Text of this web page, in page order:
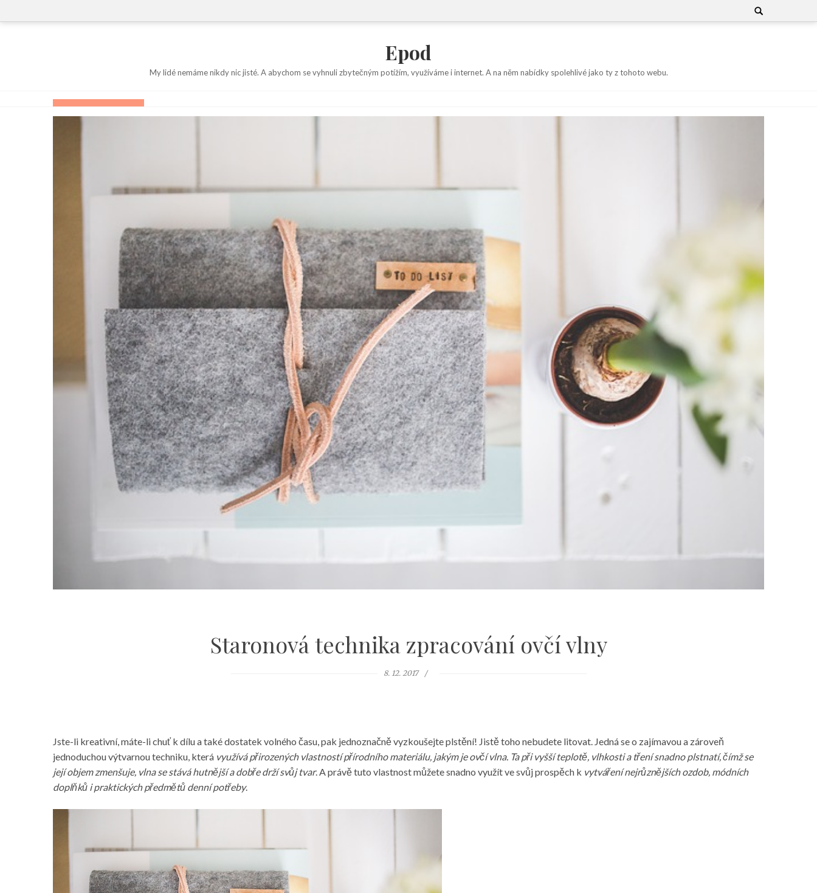
to
Search
for:
Epod
My lidé nemáme nikdy nic jisté. A abychom se vyhnuli zbytečným potížím, využíváme i internet. A na něm nabídky spolehlivé jako ty z tohoto webu.
Staronová technika zpracování ovčí vlny
8. 12. 2017
Jste-li kreativní, máte-li chuť k dílu a také dostatek volného času, pak jednoznačně vyzkoušejteplstění! Jistě toho nebudete litovat. Jedná se o zajímavou a zároveň
jednoduchou výtvarnou techniku, která využívá přirozených vlastností přírodního materiálu, jakým je ovčí vlna. Ta při vyšší teplotě, vlhkosti a tření snadno plstnatí, čímž se
její objem zmenšuje, vlna se stává hutnější a dobře drží svůj tvar. A právě tuto vlastnost můžete snadno využít ve svůj prospěch k vytváření nejrůznějších ozdob, módních
doplňků i praktických předmětů denní potřeby.